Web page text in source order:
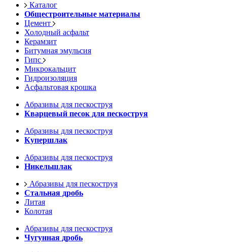
Каталог
Общестроительные материалы
Цемент
Холодный асфальт
Керамзит
Битумная эмульсия
Гипс
Микрокальцит
Гидроизоляция
Асфальтовая крошка
Абразивы для пескоструя
Кварцевый песок для пескоструя
Абразивы для пескоструя
Купершлак
Абразивы для пескоструя
Никельшлак
Абразивы для пескоструя
Стальная дробь
Литая
Колотая
Абразивы для пескоструя
Чугунная дробь